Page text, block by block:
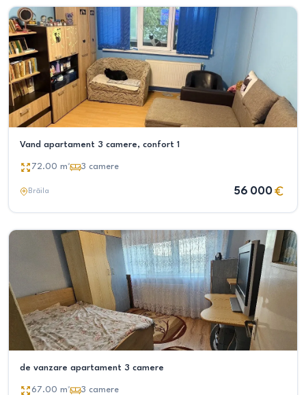
Vand apartament 3 camere, confort 1
72.00 m² 3 camere
Brăila 56 000
de vanzare apartament 3 camere
67.00 m² 3 camere